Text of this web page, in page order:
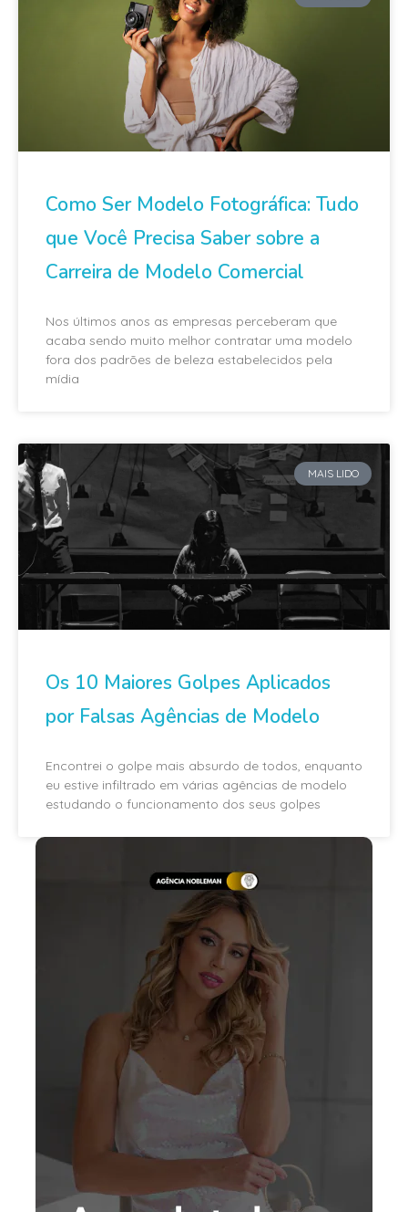
Como Ser Modelo Fotográfica: Tudo
que Você Precisa Saber sobre a
Carreira de Modelo Comercial
Nos últimos anos as empresas perceberam que
acaba sendo muito melhor contratar uma modelo
fora dos padrões de beleza estabelecidos pela
mídia
MAIS LIDO
Os 10 Maiores Golpes Aplicados
por Falsas Agências de Modelo
Encontrei o golpe mais absurdo de todos, enquanto
eu estive infiltrado em várias agências de modelo
estudando o funcionamento dos seus golpes